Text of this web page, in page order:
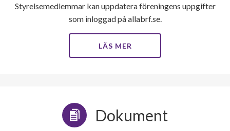
Styrelsemedlemmar kan uppdatera föreningens uppgifter
som inloggad på allabrf.se.
LÄS MER
Dokument